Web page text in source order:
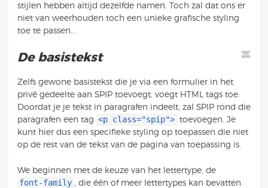
stijlen hebben altijd dezelfde namen. Toch zal dat ons er
niet van weerhouden toch een unieke grafische styling
toe te passen...
De basistekst
Zelfs gewone basistekst die je via een formulier in het
privé gedeelte aan SPIP toevoegt, voegt HTML tags toe.
Doordat je je tekst in paragrafen indeelt, zal SPIP rond die
paragrafen een tag <p class="spip"> toevoegen. Je
kunt hier dus een specifieke styling op toepassen die niet
op de rest van de tekst van de pagina van toepassing is.
We beginnen met de keuze van het lettertype, de
font-family
, die één of meer lettertypes kan bevatten.